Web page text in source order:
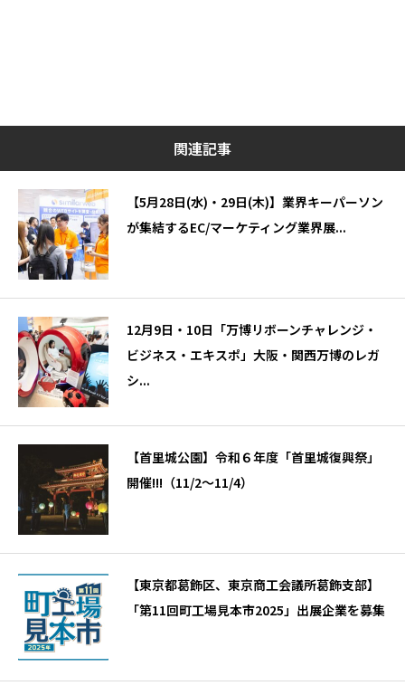
関連記事
【5月28日(水)・29日(木)】業界キーパーソン
が集結するEC/マーケティング業界展...
12月9日・10日「万博リボーンチャレンジ・
ビジネス・エキスポ」大阪・関西万博のレガ
シ...
【首里城公園】令和６年度「首里城復興祭」
開催!!!（11/2～11/4）
【東京都葛飾区、東京商工会議所葛飾支部】
「第11回町工場見本市2025」出展企業を募集